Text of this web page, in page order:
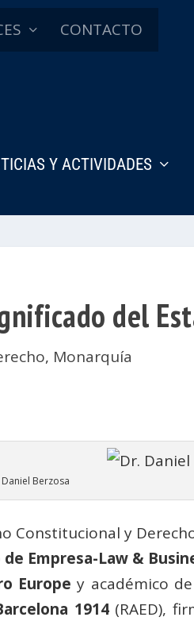
CONTACTO
Y ACTIVIDADES
del
, Monarquía
Daniel Berzosa
Constitucional y
Empresa-Law &
Europe y académico
1914(RAED),